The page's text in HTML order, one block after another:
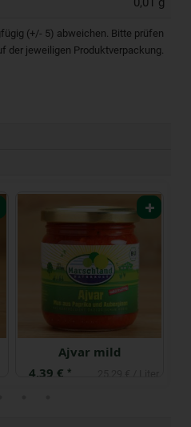
(+/- 5) abweichen. Bitte prüfen
der jeweiligen Produktverpackung.
Ajvar mild
4,39 € *